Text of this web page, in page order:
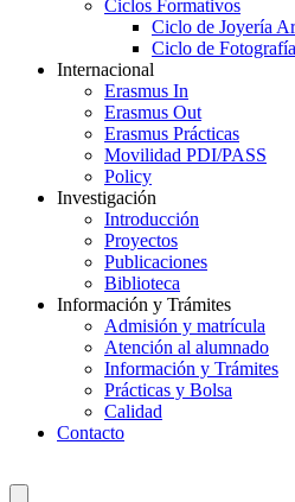
Ciclos Formativos
Ciclo de Joyería
Ciclo de Fotografía
Internacional
Erasmus In
Erasmus Out
Erasmus Prácticas
Movilidad PDI/PASS
Policy
Investigación
Introducción
Proyectos
Publicaciones
Biblioteca
Información y Trámites
Admisión y matrícula
Atención al alumnado
Información y Trámites
Prácticas y Bolsa
Calidad
Contacto